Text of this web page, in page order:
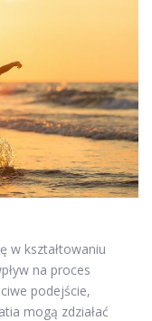
w kształtowaniu
na proces
podejście,
mogą zdziałać